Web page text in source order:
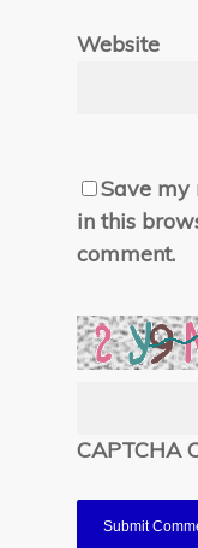
Website
Save my
in this
comment.
CAPTCHA